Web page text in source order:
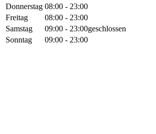
Donnerstag 08:00 - 23:00
Freitag
08:00 - 23:00
Samstag
09:00 - 23:00geschlossen
Sonntag
09:00 - 23:00